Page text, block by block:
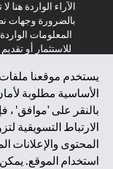
يستخدم موقعنا
الأساسية مطلوبة
بالنقر على 'موافق' ،
الارتباط التسويقية
المحتوى والإعلانات
استخدام الموقع.
الآراء الواردة
بالضرورة وجهات
المعلومات
للاستثمار أو
لا يتم تقديم
المقيمين في
سويسرا أو
الفاتيكان أو
(لائحة حماية
العامة \ قانون